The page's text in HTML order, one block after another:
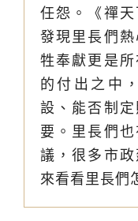
任怨。《禪天
發現里長們
牲奉獻更是
的付出之中
設、能否制
要。里長們
議，很多市
來看看里長們